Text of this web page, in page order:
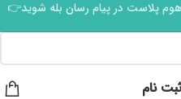
پلاست در پیام رسان بله شوید👉
نام